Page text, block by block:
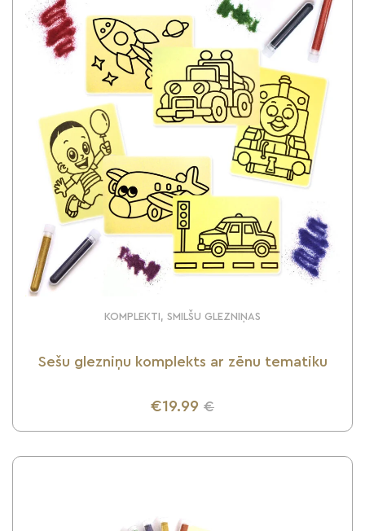
KOMPLEKTI, SMILŠU GLEZNIŅAS
Sešu glezniņu komplekts ar zēnu tematiku
€19.99 €
UZZINI VAIRĀK